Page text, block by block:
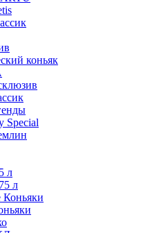
коньяк
Speсial
л
л